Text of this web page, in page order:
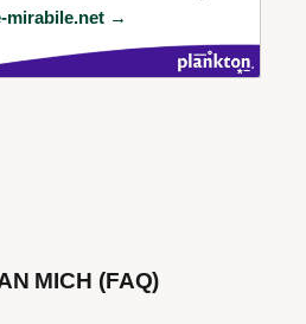
mirabile.net →
MICH (FAQ)